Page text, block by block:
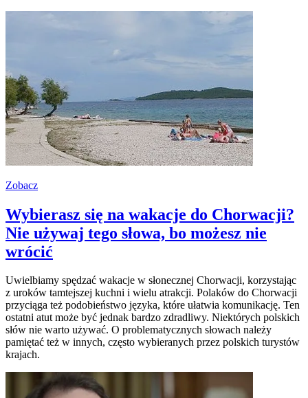
Zobacz
Wybierasz się na wakacje do Chorwacji?
Nie używaj tego słowa, bo możesz nie
wrócić
Uwielbiamy spędzać wakacje w słonecznej Chorwacji, korzystając
z uroków tamtejszej kuchni i wielu atrakcji. Polaków do Chorwacji
przyciąga też podobieństwo języka, które ułatwia komunikację. Ten
ostatni atut może być jednak bardzo zdradliwy. Niektórych polskich
słów nie warto używać. O problematycznych słowach należy
pamiętać też w innych, często wybieranych przez polskich turystów
krajach.